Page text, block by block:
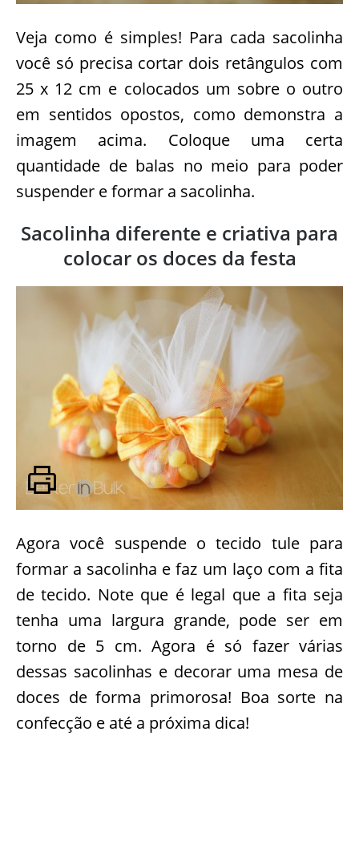
Veja como é simples! Para cada sacolinha
você só precisa cortar dois retângulos com
25 x 12 cm e colocados um sobre o outro
em sentidos opostos, como demonstra a
imagem acima. Coloque uma certa
quantidade de balas no meio para poder
suspender e formar a sacolinha.
Sacolinha diferente e criativa para
colocar os doces da festa
Agora você suspende o tecido tule para
formar a sacolinha e faz um laço com a fita
de tecido. Note que é legal que a fita seja
tenha uma largura grande, pode ser em
torno de 5 cm. Agora é só fazer várias
dessas sacolinhas e decorar uma mesa de
doces de forma primorosa! Boa sorte na
confecção e até a próxima dica!